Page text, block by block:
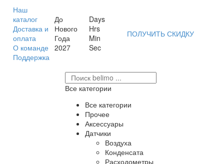
Наш
каталог
Доставка и
оплата
О команде
Поддержка
До
Нового
Года
2027
Days
Hrs
Min
Sec
ПОЛУЧИТЬ СКИДКУ
Все категории
Все категории
Прочее
Аксессуары
Датчики
Воздуха
Конденсата
Расходометры